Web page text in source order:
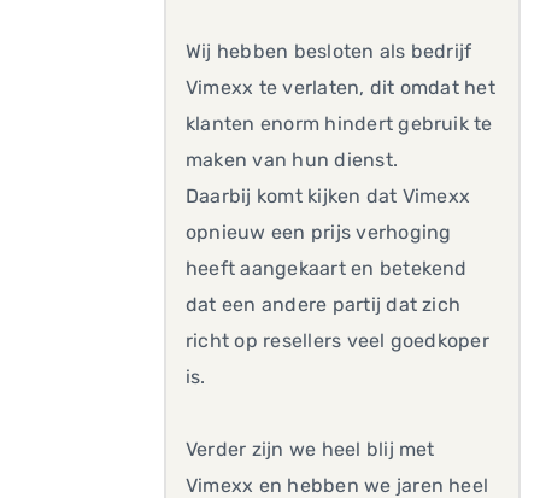
Wij hebben besloten als bedrijf
Vimexx te verlaten, dit omdat het
klanten enorm hindert gebruik te
maken van hun dienst.
Daarbij komt kijken dat Vimexx
opnieuw een prijs verhoging
heeft aangekaart en betekend
dat een andere partij dat zich
richt op resellers veel goedkoper
is.
Verder zijn we heel blij met
Vimexx en hebben we jaren heel